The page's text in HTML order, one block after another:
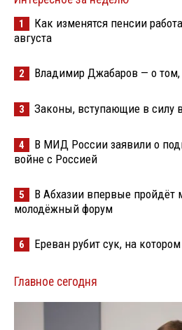
1
Как изменятся пенсии
августа
2 Владимир Джабаров — о
3 Законы, вступающие в силу
4
В МИД России заявили о
войне с Россией
5
В Абхазии впервые пройдёт
молодёжный форум
6 Ереван рубит сук, на
Главное сегодня